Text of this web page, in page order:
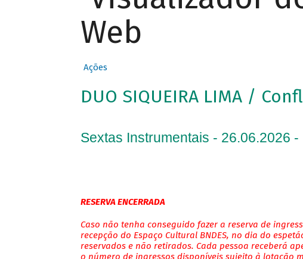
Web
Ações
DUO SIQUEIRA LIMA /
Sextas Instrumentais - 26.06.2026 -
RESERVA ENCERRADA
Caso não tenha conseguido fazer a reserva de
recepção do Espaço Cultural BNDES, no dia do
reservados e não retirados. Cada pessoa receberá